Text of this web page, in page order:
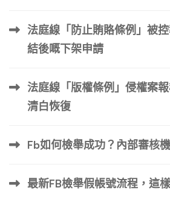
法庭線「防止賄賂條例」被
結後嘅下架申請
法庭線「版權條例」侵權案
清白恢復
Fb如何檢舉成功？內部審核
最新FB檢舉假帳號流程，這